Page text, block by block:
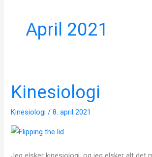
April 2021
Kinesiologi
Kinesiologi /8. april 2021
Kinesiologi